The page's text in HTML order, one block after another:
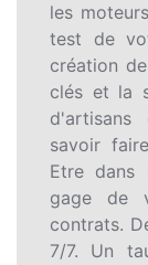
les
test de
création
clés et la
savoir
Etre dans
gage de
contrats.
7/7. Un